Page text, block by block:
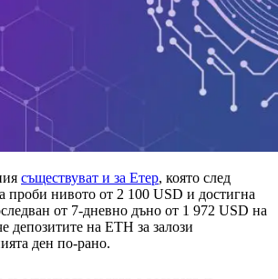
съществуват и за Етер, която след
проби нивото от 2 100 USD и достигна
от 7-дневно дъно от 1 972 USD на
депозитите на ETH за залози
ден по-рано.